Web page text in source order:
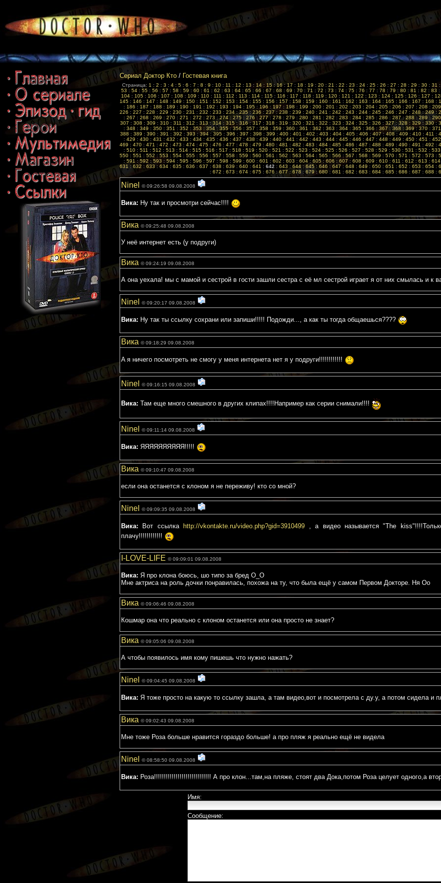
Сериал Доктор Кто / Гостевая книга
Страница: 1 : 2 : 3 : 4 : 5 : 6 : 7 : 8 : 9 : 10 : 11 : 12 : 13 : 14 : 15 : 16 : 17 : 18 : 19 : 20 : 21 : 22 : 23 : 24 : 25 : 26 : 27 : 28 : 29 : 30 : 31
53 : 54 : 55 : 56 : 57 : 58 : 59 : 60 : 61 : 62 : 63 : 64 : 65 : 66 : 67 : 68 : 69 : 70 : 71 : 72 : 73 : 74 : 75 : 76 : 77 : 78 : 79 : 80 : 81 : 82 : 83 :
104: 105: 106 : 107 : 108 : 109 : 110: 111 : 112 : 113 : 114: 115: 116 : 117 : 118 : 119 : 120: 121 : 122 : 123 : 124: 125: 126 : 127 :
145 : 146 : 147 : 148 : 149 : 150 : 151 : 152 : 153 : 154 : 155 : 156 : 157 : 158 : 159 : 160 : 161 : 162 : 163 : 164 : 165 : 166 : 167 : 168 :
: 186 : 187 : 188 : 189 : 190 : 191 : 192 : 193 : 194 : 195 : 196 : 197 : 198 : 199 : 200 : 201 : 202 : 203 : 204 : 205 : 206 : 207 : 208 : 209
226 : 227 : 228 : 229 : 230 : 231 : 232 : 233 : 234 :235 :236 : 237 : 238 : 239 : 240 : 241 : 242 : 243 : 244 : 245 : 246 : 247 : 248:249:
: 267 : 268 : 269 : 270: 271 : 272 : 273 : 274: 275: 276: 277: 278 : 279 : 280: 281 : 282 : 283 : 284: 285: 286 : 287 : 288 :289 :290
307 : 308 : 309 : 310: 311 : 312 : 313: 314: 315: 316: 317 : 318 : 319 : 320: 321 : 322 : 323 : 324: 325: 326 : 327 :328 : 329 : 330:
: 348 : 349 : 350: 351 : 352 : 353 : 354: 355:356 : 357 : 358 : 359 : 360: 361 : 362 : 363 : 364: 365: 366 : 367 : 368 : 369: 370: 371
388 : 389 : 390: 391 : 392 : 393 : 394: 395 : 396 : 397 : 398 : 399 : 400: 401 : 402 : 403 : 404: 405: 406 : 407: 408 : 409 : 410: 411 :
: 429 : 430: 431 : 432 : 433 : 434: 435: 436 : 437 : 438 : 439 : 440: 441 : 442 : 443 : 444: 445: 446 : 447 : 448 : 449 : 450: 451 : 452
469 : 470 : 471 : 472 : 473 : 474 : 475 : 476 : 477 : 478 : 479 : 480 : 481 : 482 : 483 : 484 : 485 : 486 : 487 : 488 : 489 : 490 : 491 : 492 :
: 510 : 511 : 512 : 513 : 514 : 515 : 516 : 517 : 518 : 519 : 520 : 521 : 522 : 523 : 524 : 525 : 526 : 527 : 528 : 529 : 530 : 531 : 532 : 533
550 : 551 : 552 : 553 : 554 : 555 : 556 : 557 : 558 : 559 : 560 : 561 : 562 : 563 : 564 : 565 : 566 : 567 : 568 : 569 : 570 : 571 : 572 : 573 :
: 591 : 592 : 593 : 594 : 595 : 596 : 597 : 598 : 599 : 600 : 601 : 602 : 603 : 604 : 605 : 606 : 607 : 608 : 609 : 610 : 611 : 612 : 613 : 614
631 : 632 : 633 : 634 : 635 : 636 : 637 : 638 : 639 : 640 : 641 : 642 : 643 : 644 : 645 : 646 : 647 : 648 : 649 : 650 : 651 : 652 : 653 : 654 :
: 672 : 673 : 674 : 675 : 676 : 677 : 678 : 679 : 680 : 681 : 682 : 683 : 684 : 685 : 686 : 687 : 688 :
Ninel © 09:26:58 09.08.2008
Вика: Ну так и просмотри сейчас!!!!
Вика © 09:25:48 09.08.2008
У неё интернет есть (у подруги)
Вика © 09:24:19 09.08.2008
А она уехала! мы с мамой и сестрой в гости зашли сестра с её мл сестрой играет я от них смылась и к
Ninel © 09:20:17 09.08.2008
Вика: Ну так ты ссылку сохрани или запиши!!!!! Подожди..., а как ты тогда общаешься????
Вика © 09:18:29 09.08.2008
A я ничего посмотреть не смогу у меня интернета нет я у подруги!!!!!!!!!!!!
Ninel © 09:16:15 09.08.2008
Вика: Там еще много смешного в других клипах!!!!Например как серии снимали!!!!
Ninel © 09:11:14 09.08.2008
Вика: ЯЯЯЯЯЯЯЯЯЯ!!!!!
Вика © 09:10:47 09.08.2008
если она останется с клоном я не переживу! кто со мной?
Ninel © 09:09:35 09.08.2008
Вика: Вот ссылка http://vkontakte.ru/video.php?gid=3910499 , а видео называется "The
плачу!!!!!!!!!!!!
I-LOVE-LIFE © 09:09:01 09.08.2008
Вика: Я про клона боюсь, шо типо за бред О_О
Мне актриса на роль дочки понравилась, похожа на ту, что была ещё у самом Первом Докторе. Ня Оо
Вика © 09:06:46 09.08.2008
Кошмар она что реально с клоном останется или она просто не знает?
Вика © 09:05:06 09.08.2008
А чтобы появилось имя кому пишешь что нужно нажать?
Ninel © 09:04:45 09.08.2008
Вика: Я тоже просто на какую то ссылку зашла, а там видео,вот и посмотрела с ду.у, а потом сидела и
Вика © 09:02:43 09.08.2008
Мне тоже Роза больше нравится гораздо больше! а про пляж я реально ещё не видела
Ninel © 08:58:50 09.08.2008
Вика: Роза!!!!!!!!!!!!!!!!!!!!!!!!!!!!! А про клон...там,на пляже, стоят два Дока,потом Роза целует одного,а
Имя:
Сообщение: